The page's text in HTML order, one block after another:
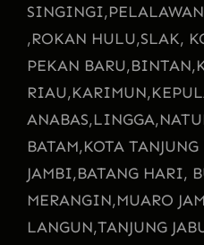
SINGINGI,
,ROKAN HULU,SLAK,
PEKAN BARU,BINTAN,
RIAU,KARIMUN,
ANABAS,LINGGA,
BATAM,KOTA
JAMBI,BATANG HARI,
MERANGIN,MUARO
LANGUN,TANJUNG